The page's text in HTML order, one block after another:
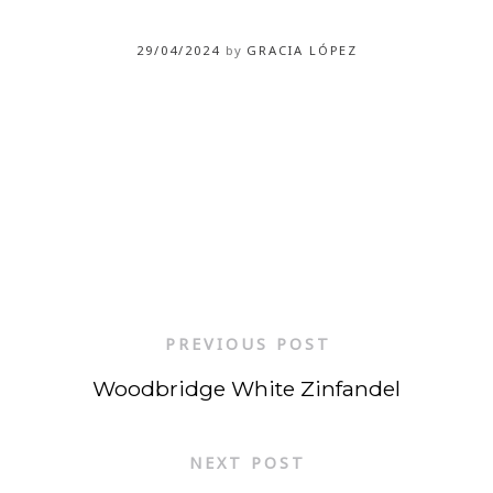
29/04/2024 by GRACIA LÓPEZ
PREVIOUS POST
Woodbridge White Zinfandel
NEXT POST